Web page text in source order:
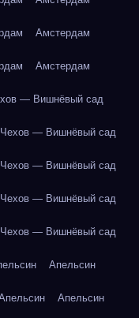
Амстердам
Амстердам
— Вишнёвый сад
— Вишнёвый сад
— Вишнёвый сад
— Вишнёвый сад
— Вишнёвый сад
Апельсин
Апельсин